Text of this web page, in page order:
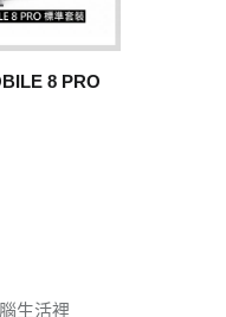
8 PRO
生活裡